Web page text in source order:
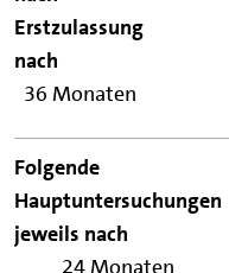
Hauptuntersuchungen
jeweils nach
36 Monaten
24 Monaten